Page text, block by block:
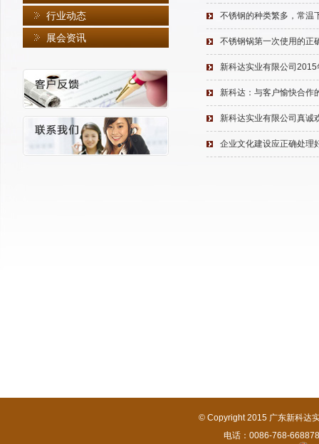
行业动态
展会资讯
不锈钢的种类繁多，常温
不锈钢锅第一次使用的正
新科达实业有限公司
新科达：与客户愉快合作
新科达实业有限公司真诚
企业文化建设应正确处理
© Copyright 2015 广东新科
电话：0086-768-